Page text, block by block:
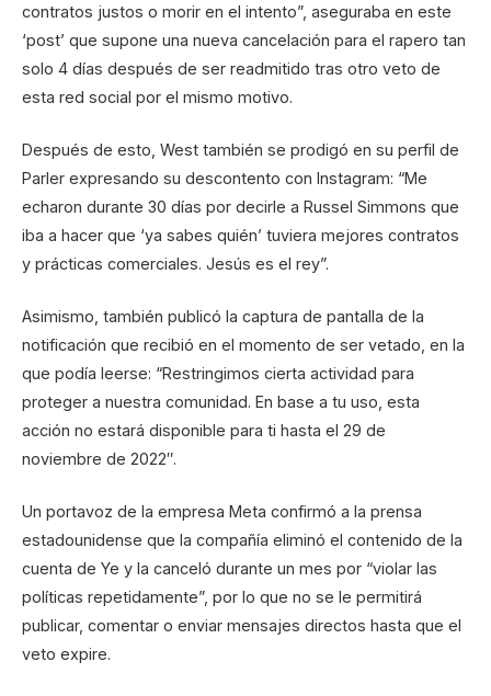
contratos justos o morir en el intento”, aseguraba en este
‘post’ que supone una nueva cancelación para el rapero tan
solo 4 días después de ser readmitido tras otro veto de
esta red social por el mismo motivo.
Después de esto, West también se prodigó en su perfil de
Parler expresando su descontento con Instagram: “Me
echaron durante 30 días por decirle a Russel Simmons que
iba a hacer que ‘ya sabes quién’ tuviera mejores contratos
y prácticas comerciales. Jesús es el rey”.
Asimismo, también publicó la captura de pantalla de la
notificación que recibió en el momento de ser vetado, en la
que podía leerse: “Restringimos cierta actividad para
proteger a nuestra comunidad. En base a tu uso, esta
acción no estará disponible para ti hasta el 29 de
noviembre de 2022″.
Un portavoz de la empresa Meta confirmó a la prensa
estadounidense que la compañía eliminó el contenido de la
cuenta de Ye y la canceló durante un mes por “violar las
políticas repetidamente”, por lo que no se le permitirá
publicar, comentar o enviar mensajes directos hasta que el
veto expire.